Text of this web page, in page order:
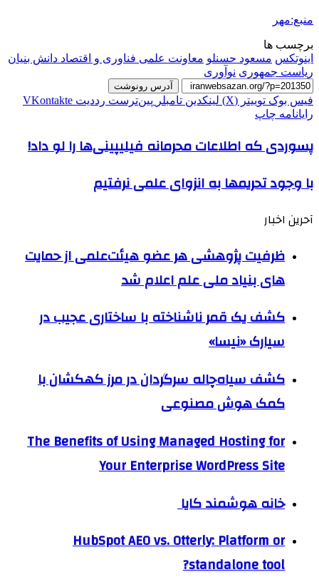
منبع:مهر
برچسب ها
اینوتکس مسعود حسنلو معاونت علمی فناوری و اقتصاد دانش بنیان
ریاست جمهوری نوآوری
آدرس رونوشت
فیس بوک توییتر (X) لینکدین ‫تامبلر ‫پین‌ترست ‫رددیت ‫VKontakte
رایانامه چاپ
پسوردی که اطلاعات محرمانه فیلیپینی‌ها را لو داد!
با وجود تحریمها به انزوای علمی نرفتیم
آحرین اخبار
ظرفیت پژوهشی هر عضو هیئت‌علمی از حمایت
های بنیاد ملی علم اعلام شد
کشف یک قمر ناشناخته با ساختاری عجیب در
سیارک «نیسا»
کشف سیاه‌چاله سرگردان در مرز کهکشان با
کمک هوش مصنوعی
The Benefits of Using Managed Hosting for
Your Enterprise WordPress Site
خانه هوشمند کایا
HubSpot AEO vs. Otterly: Platform or
standalone tool?